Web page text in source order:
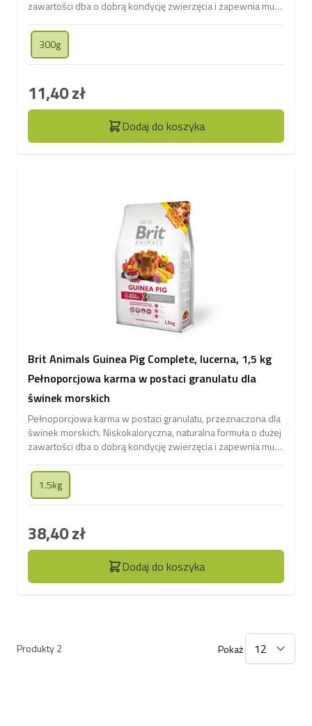
zawartości dba o dobrą kondycję zwierzęcia i zapewnia mu
300g
11,40 zł
Dodaj do koszyka
Brit Animals Guinea Pig Complete, lucerna, 1,5 kg
Pełnoporcjowa karma w postaci granulatu dla
świnek morskich
Pełnoporcjowa karma w postaci granulatu, przeznaczona dla
świnek morskich. Niskokaloryczna, naturalna formuła o dużej
zawartości dba o dobrą kondycję zwierzęcia i zapewnia mu
1.5kg
38,40 zł
Dodaj do koszyka
Produkty2 Pokaż